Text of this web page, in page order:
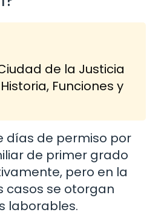
de la Justicia
Funciones y
días de permiso por
de primer grado
pero en la
casos se otorgan
laborables.